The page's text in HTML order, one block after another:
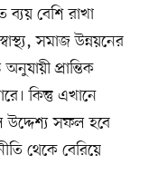
বেশি রাখা
সমাজ উন্নয়নের
প্রান্তিক
কিন্তু এখানে
সফল হবে
থেকে বেরিয়ে